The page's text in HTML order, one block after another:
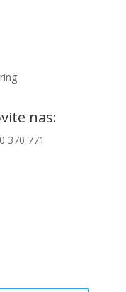
nas:
370 771